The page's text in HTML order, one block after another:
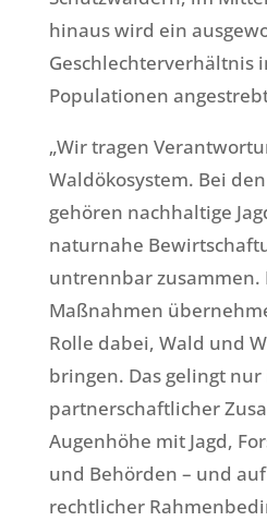
hinaus wird ein
Geschlechterverhältnis
Populationen
„Wir tragen
Waldökosystem. Bei
gehören nachhaltige
naturnahe
untrennbar zusammen.
Maßnahmen
Rolle dabei, Wald und
bringen. Das gelingt nur
partnerschaftlicher
Augenhöhe mit Jagd,
und Behörden – und
rechtlicher